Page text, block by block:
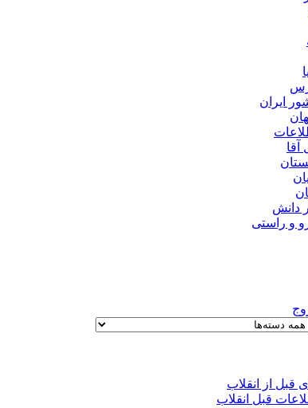
ایران
آقا
دانش
و راستی
قبل از انقلاب
قبل انقلاب